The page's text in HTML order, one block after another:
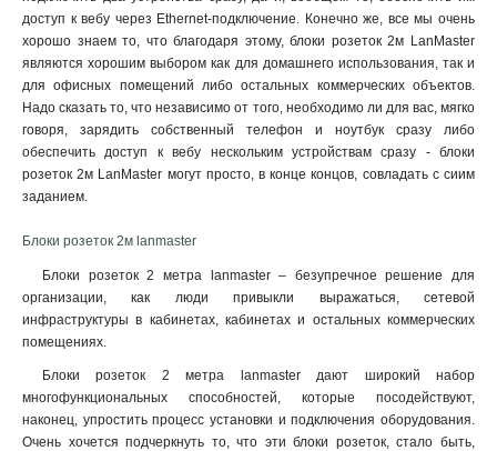
доступ к вебу через Ethernet-подключение. Конечно же, все мы очень
хорошо знаем то, что благодаря этому, блоки розеток 2м LanMaster
являются хорошим выбором как для домашнего использования, так и
для офисных помещений либо остальных коммерческих объектов.
Надо сказать то, что независимо от того, необходимо ли для вас, мягко
говоря, зарядить собственный телефон и ноутбук сразу либо
обеспечить доступ к вебу нескольким устройствам сразу - блоки
розеток 2м LanMaster могут просто, в конце концов, совладать с сиим
заданием.
Блоки розеток 2м lanmaster
Блоки розеток 2 метра lanmaster – безупречное решение для
организации, как люди привыкли выражаться, сетевой
инфраструктуры в кабинетах, кабинетах и остальных коммерческих
помещениях.
Блоки розеток 2 метра lanmaster дают широкий набор
многофункциональных способностей, которые посодействуют,
наконец, упростить процесс установки и подключения оборудования.
Очень хочется подчеркнуть то, что эти блоки розеток, стало быть,